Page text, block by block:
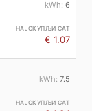
6
€ 1.07
7.5